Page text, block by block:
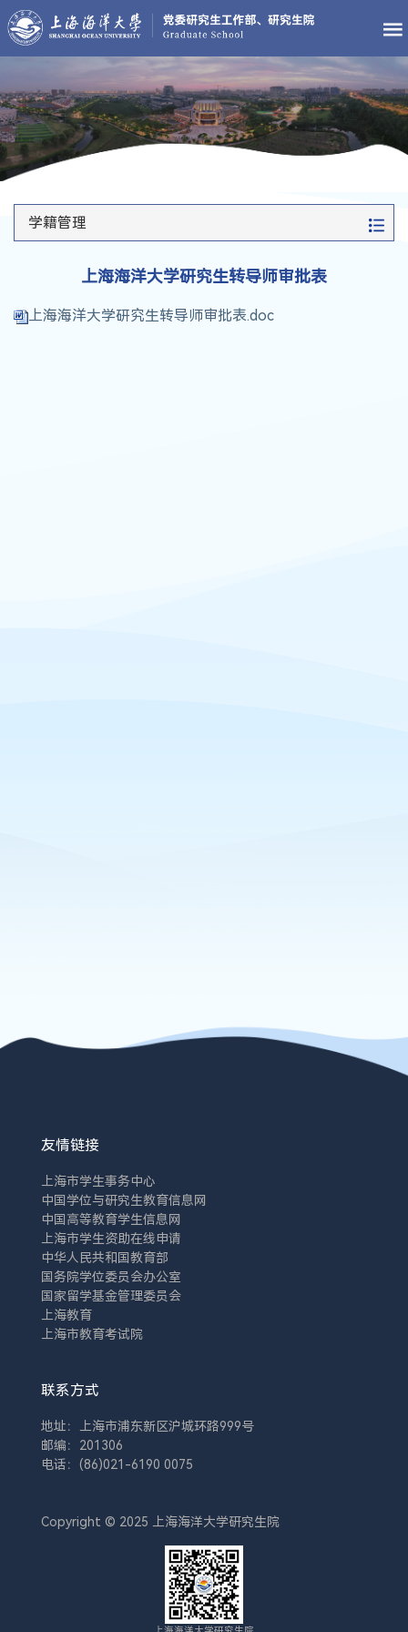
学籍管理
上海海洋大学研究生转导师审批表
上海海洋大学研究生转导师审批表.doc
友情链接
上海市学生事务中心
中国学位与研究生教育信息网
中国高等教育学生信息网
上海市学生资助在线申请
中华人民共和国教育部
国务院学位委员会办公室
国家留学基金管理委员会
上海教育
上海市教育考试院
联系方式
地址：上海市浦东新区沪城环路999号
邮编：201306
电话：(86)021-6190 0075
Copyright © 2025 上海海洋大学研究生院